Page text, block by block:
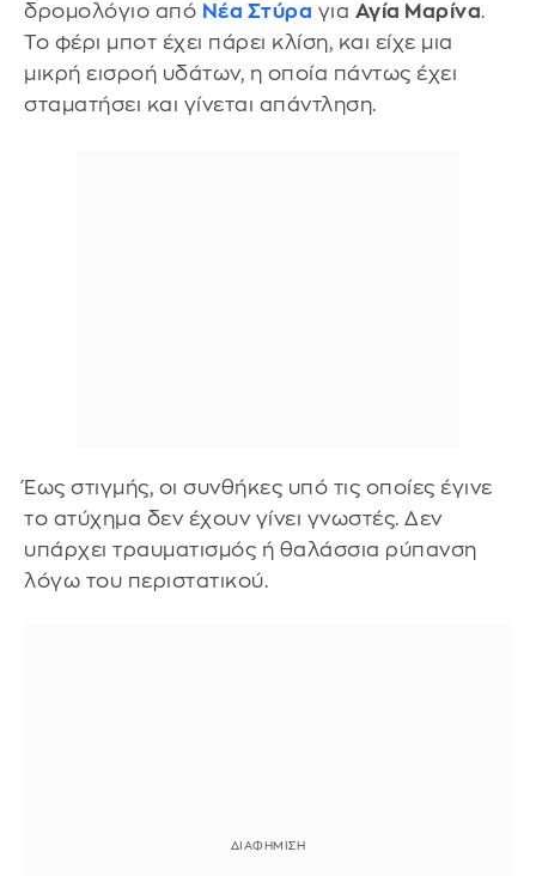
δρομολόγιο από Νέα Στύρα για Αγία Μαρίνα.
Το φέρι μποτ έχει πάρει κλίση, και είχε μια
μικρή εισροή υδάτων, η οποία πάντως έχει
σταματήσει και γίνεται απάντληση.
Έως στιγμής, οι συνθήκες υπό τις οποίες έγινε
το ατύχημα δεν έχουν γίνει γνωστές. Δεν
υπάρχει τραυματισμός ή θαλάσσια ρύπανση
λόγω του περιστατικού.